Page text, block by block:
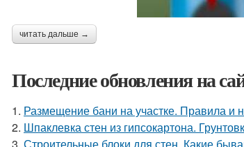
читать дальше →
Последние обновления на
1. Размещение бани на участке. Правила и
2. Шпаклевка стен из гипсокартона.